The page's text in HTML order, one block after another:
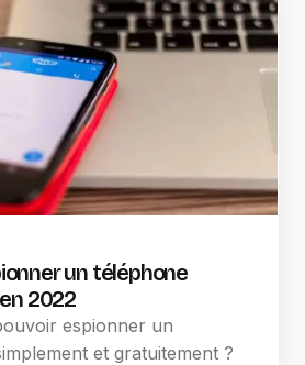
un téléphone
2022
espionner un
et gratuitement ?